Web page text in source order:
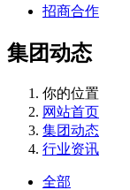
招商合作
集团动态
你的位置
网站首页
集团动态
行业资讯
全部